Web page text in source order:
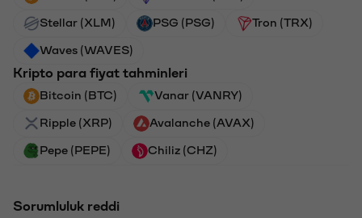
Stellar (XLM) PSG (PSG) Tron (TRX)
Waves (WAVES)
Kripto para fiyat tahminleri
Bitcoin (BTC) Vanar (VANRY)
Ripple (XRP) Avalanche (AVAX)
Pepe (PEPE) Chiliz (CHZ)
Sorumluluk reddi